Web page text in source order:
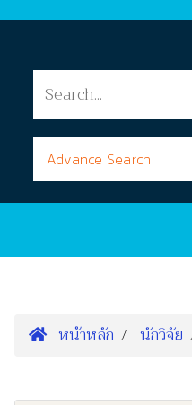
Advance Search
หน้าหลัก นักวิจัย